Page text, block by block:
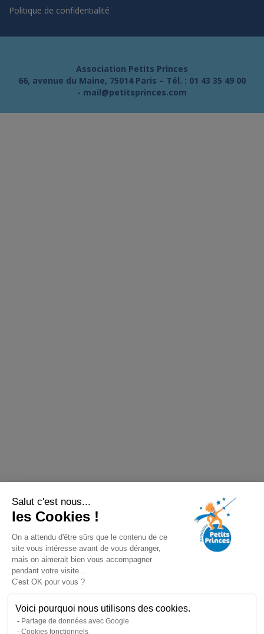
Salut c'est nous...
les Cookies !
On a attendu d'être sûrs que le contenu de ce
site vous intéresse avant de vous déranger,
mais on aimerait bien vous accompagner
pendant votre visite...
C'est OK pour vous ?
Voici pourquoi nous utilisons des cookies.
Partage de données avec Google
Cookies fonctionnels
Politique de confidentialité
Association Petits Princes
66, avenue du Maine, 75014 Paris – Tél. : 01 43 35 49 00
- mail@petitsprinces.com